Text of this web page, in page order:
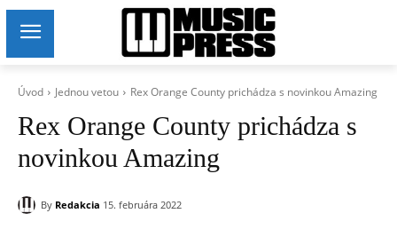
Úvod Jednou vetou Rex Orange County prichádza s novinkou Amazing
Rex Orange County prichádza s
novinkou Amazing
By Redakcia 15. februára 2022